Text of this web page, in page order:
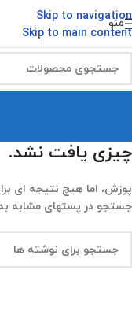
Skip to navigation
Skip to main content
منو
چیزی یافت نشد.
پوزش، اما هیچ نتیجه ای
جستجو در پستهای مشابه